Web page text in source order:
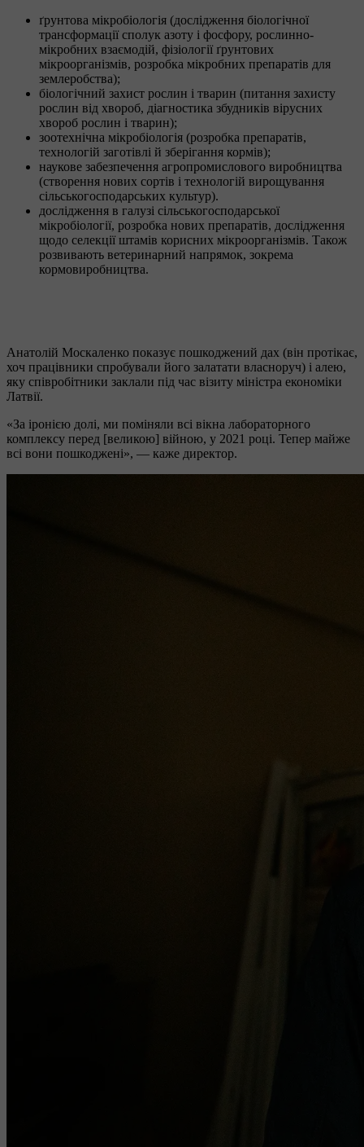
ґрунтова мікробіологія (дослідження біологічної
трансформації сполук азоту і фосфору, рослинно-
мікробних взаємодій, фізіології ґрунтових
мікроорганізмів, розробка мікробних препаратів для
землеробства);
біологічний захист рослин і тварин (питання захисту
рослин від хвороб, діагностика збудників вірусних
хвороб рослин і тварин);
зоотехнічна мікробіологія (розробка препаратів,
технологій заготівлі й зберігання кормів);
наукове забезпечення агропромислового виробництва
(створення нових сортів і технологій вирощування
сільськогосподарських культур).
дослідження в галузі сільськогосподарської
мікробіології, розробка нових препаратів, дослідження
щодо селекції штамів корисних мікроорганізмів. Також
розвивають ветеринарний напрямок, зокрема
кормовиробництва.
Анатолій Москаленко показує пошкоджений дах (він протікає,
хоч працівники спробували його залатати власноруч) і алею,
яку співробітники заклали під час візиту міністра економіки
Латвії.
«За іронією долі, ми поміняли всі вікна лабораторного
комплексу перед [великою] війною, у 2021 році. Тепер майже
всі вони пошкоджені», — каже директор.